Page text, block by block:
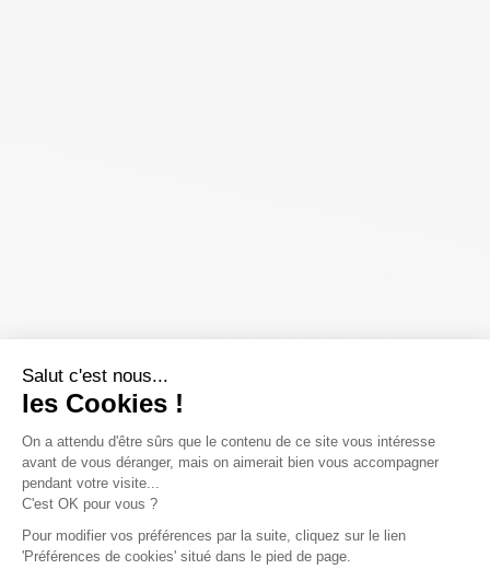
Salut c'est nous...
les Cookies !
On a attendu d'être sûrs que le contenu de ce site vous intéresse
avant de vous déranger, mais on aimerait bien vous accompagner
pendant votre visite...
C'est OK pour vous ?
Pour modifier vos préférences par la suite, cliquez sur le lien
'Préférences de cookies' situé dans le pied de page.